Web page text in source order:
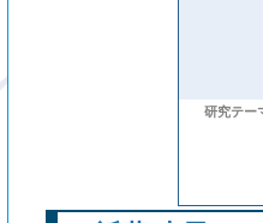
研究テー